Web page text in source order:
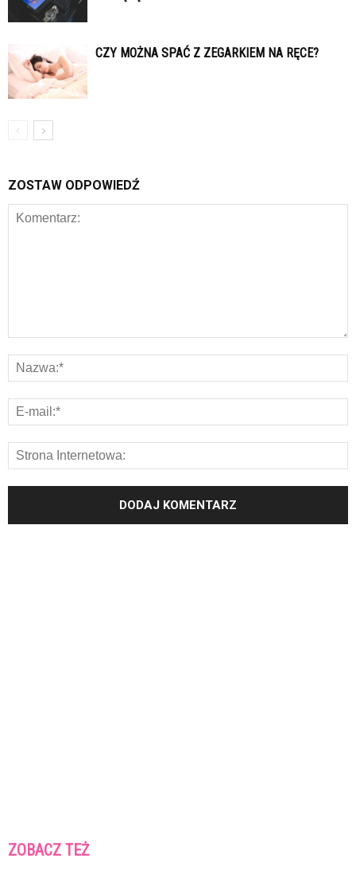
CZY MOŻNA SPAĆ Z ZEGARKIEM NA RĘCE?
ZOSTAW ODPOWIEDŹ
ZOBACZ TEŻ